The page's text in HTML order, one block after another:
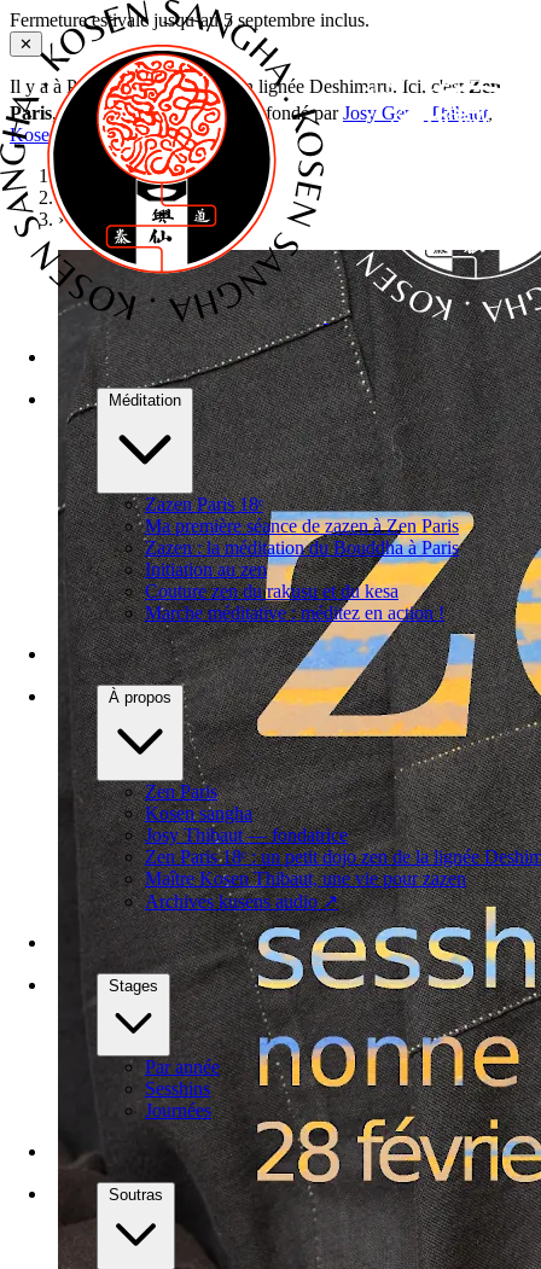
Fermeture estivale jusqu’au 5 septembre inclus.
Méditation
Zazen Paris 18ᵉ
Ma première séance de zazen à Zen Paris
Zazen : la méditation du Bouddha à Paris
Initiation au zen
Couture zen du rakusu et du kesa
Marche méditative : méditez en action !
À propos
Zen Paris
Kosen sangha
Josy Thibaut — fondatrice
Zen Paris 18ᵉ : un petit dojo zen de la lignée
Maître Kosen Thibaut, une vie pour zazen
Archives kusens audio ↗
Stages
Par année
Sesshins
Journées
Soutras
✕
Il y a à Paris plusieurs dojos zen lignée Deshimaru. Ici, c'est Zen
Paris, 50 rue Labat, Paris 18 — fondé parJosy Genji Thibaut,
Kosen Sangha. Bienvenue !
›
› Sesshin de Paris